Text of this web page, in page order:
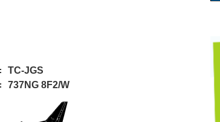
TC-JGS
737NG 8F2/W